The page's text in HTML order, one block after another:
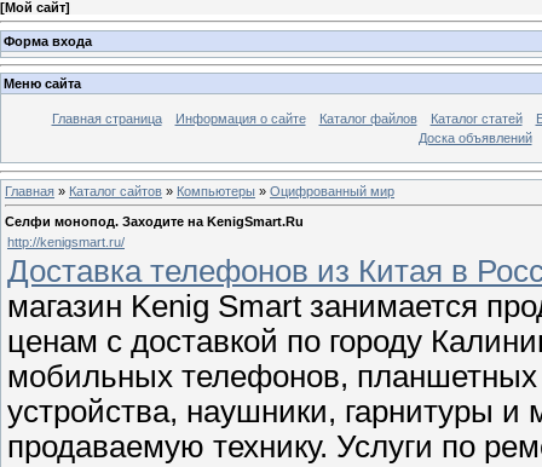
[Мой сайт]
Форма входа
Меню сайта
Главная страница Информация о сайте Каталог файлов Каталог статей
Доска объявлений
Главная » Каталог сайтов » Компьютеры » Оцифрованный мир
Селфи монопод. Заходите на KenigSmart.Ru
http://kenigsmart.ru/
Доставка телефонов из Китая в
магазин Kenig Smart занимается
ценам с доставкой по городу
мобильных телефонов,
устройства, наушники, гарнитуры и
продаваемую технику. Услуги по